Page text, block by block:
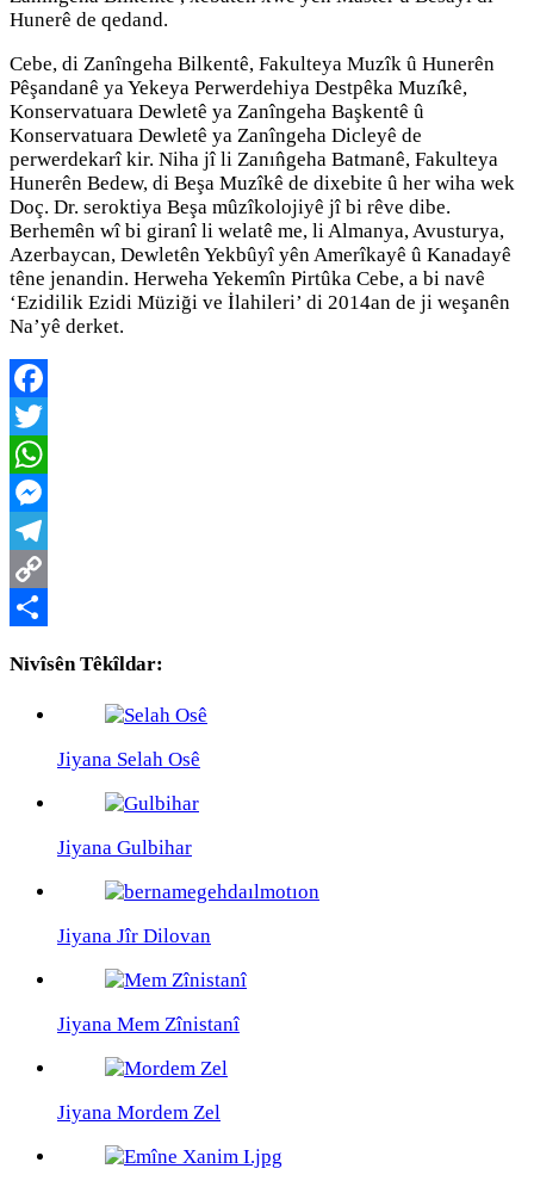
Hunerê de qedand.
Cebe, di Zanîngeha Bilkentê, Fakulteya Muzîk û Hunerên
Pêşandanê ya Yekeya Perwerdehiya Destpêka Muzı̂kê,
Konservatuara Dewletê ya Zanîngeha Başkentê û
Konservatuara Dewletê ya Zanîngeha Dicleyê de
perwerdekarî kir. Niha jî li Zanın̂geha Batmanê, Fakulteya
Hunerên Bedew, di Beşa Muzîkê de dixebite û her wiha wek
Doç. Dr. seroktiya Beşa mûzîkolojiyê jî bi rêve dibe.
Berhemên wî bi giranî li welatê me, li Almanya, Avusturya,
Azerbaycan, Dewletên Yekbûyî yên Amerîkayê û Kanadayê
têne jenandin. Herweha Yekemîn Pirtûka Cebe, a bi navê
‘Ezidilik Ezidi Müziği ve İlahileri’ di 2014an de ji weşanên
Na’yê derket.
Facebook
Twitter
WhatsApp
Messenger
Telegram
Copy
Nivîsên Têkîldar:
Jiyana Selah Osê
Jiyana Gulbihar
Jiyana Jîr Dilovan
Jiyana Mem Zînistanî
Jiyana Mordem Zel